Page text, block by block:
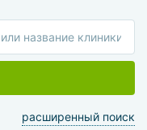
расширенный поиск